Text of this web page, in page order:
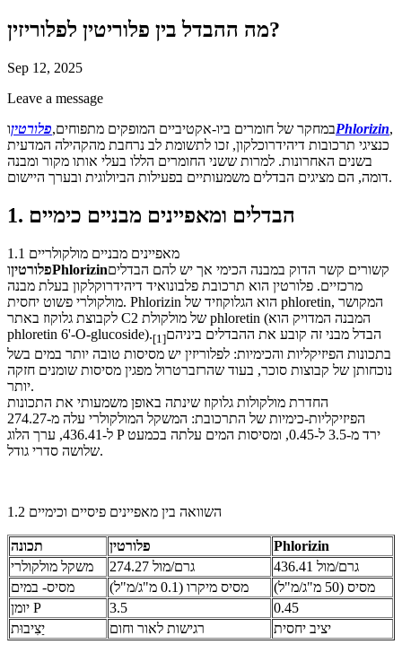
מה ההבדל בין פלוריטין לפלוריזין?
Sep 12, 2025
Leave a message
במחקר של חומרים ביו-אקטיביים המופקים מתפוחים,פלורטיןו Phlorizin,
כנציגי תרכובות דיהידרוכלקון, זכו לתשומת לב נרחבת מהקהילה המדעית
בשנים האחרונות. למרות ששני החומרים הללו בעלי אותו מקור ומבנה
דומה, הם מציגים הבדלים משמעותיים בפעילות הביולוגית ובערך היישום.
1. הבדלים ומאפיינים מבניים כימיים
1.1 מאפיינים מבניים מולקולריים
פלורטיןו Phlorizinקשורים קשר הדוק במבנה הכימי אך יש להם הבדלים
מרכזיים. פלורטין הוא תרכובת פלבונואיד דיהידרוקלקון בעלת מבנה
מולקולרי פשוט יחסית. Phlorizin הוא הגלוקוזיד של phloretin, המקושר
לקבוצת גלוקוז באתר C2 של מולקולת phloretin (המבנה המדויק הוא
phloretin 6'-O-glucoside).[1]הבדל מבני זה קובע את ההבדלים ביניהם
בתכונות הפיזיקליות והכימיות: לפלוריזין יש מסיסות טובה יותר במים בשל
נוכחותן של קבוצות סוכר, בעוד שהרזברטרול מפגין מסיסות שומנים חזקה
יותר.
החדרת מולקולות גלוקוז שינתה באופן משמעותי את התכונות
הפיזיקליות-כימיות של התרכובת: המשקל המולקולרי עלה מ-274.27
ל-436.41, ערך הלוג P ירד מ-3.5 ל-0.45, ומסיסות המים עלתה בכמעט
שלושה סדרי גודל.
1.2 השוואה בין מאפיינים פיסיים וכימיים
תכונה פלורטין
Phlorizin
משקל מולקולרי
274.27 גרם/מול
436.41 גרם/מול
מסיס- במים
מסיס מיקרו (0.1 מ"ג/מ"ל)
מסיס (50 מ"ג/מ"ל)
יומן P
3.5
0.45
יַצִיבוּת
רגישות לאור וחום יציב יחסית